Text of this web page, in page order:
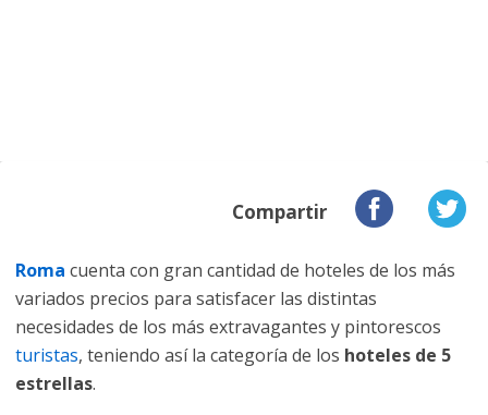
Compartir
Roma cuenta con gran cantidad de hoteles de los más
variados precios para satisfacer las distintas
necesidades de los más extravagantes y pintorescos
turistas, teniendo así la categoría de los hoteles de 5
estrellas.